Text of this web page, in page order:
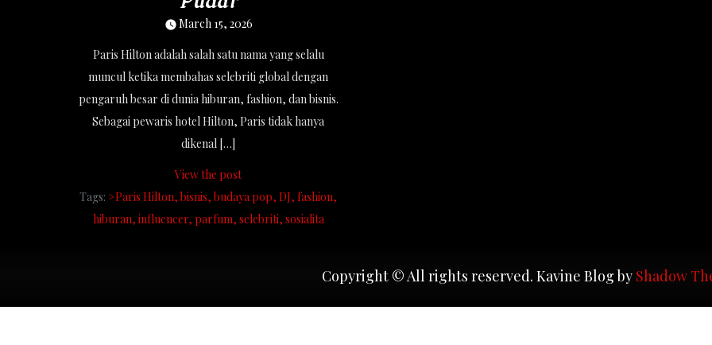
March 15, 2026
Paris Hilton adalah salah satu nama yang selalu
muncul ketika membahas selebriti global dengan
pengaruh besar di dunia hiburan, fashion, dan bisnis.
Sebagai pewaris hotel Hilton, Paris tidak hanya
dikenal […]
View the post
Tags: >Paris Hilton bisnis budaya pop DJ fashion
hiburan influencer parfum selebriti sosialita
Copyright © All rights reserved. Kavine Blog by Shadow